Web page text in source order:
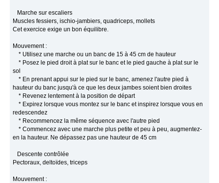
Marche sur escaliers
Muscles fessiers, ischio-jambiers, quadriceps, mollets
Cet exercice exige un bon équilibre.
Mouvement :
* Utilisez une marche ou un banc de 15 à 45 cm de hauteur
* Posez le pied droit à plat sur le banc et le pied gauche à plat sur le
sol
* En prenant appui sur le pied sur le banc, amenez l'autre pied à
hauteur du banc jusqu'à ce que les deux jambes soient bien droites
* Revenez lentement à la position de départ
* Expirez lorsque vous montez sur le banc et inspirez lorsque vous en
redescendez
* Recommencez la même séquence avec l'autre pied
* Commencez avec une marche plus petite et peu à peu, augmentez-
en la hauteur. Ne dépassez pas une hauteur de 45 cm
Descente contrôlée
Pectoraux, deltoïdes, triceps
Mouvement :